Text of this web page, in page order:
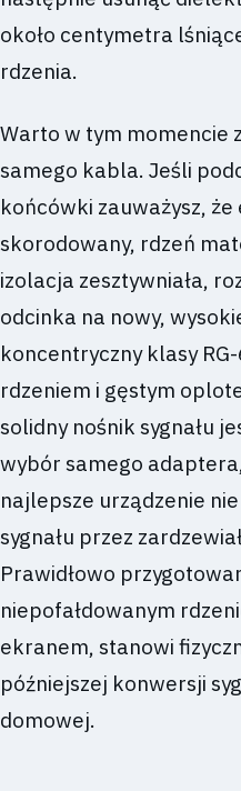
około centymetra
rdzenia.
Warto w tym momencie
samego kabla. Jeśli
końcówki zauważysz,
skorodowany, rdzeń
izolacja zesztywniała,
odcinka na nowy,
koncentryczny klasy
rdzeniem i gęstym
solidny nośnik sygnału
wybór samego
najlepsze urządzenie
sygnału przez
Prawidłowo
niepofałdowanym
ekranem, stanowi
późniejszej konwersji
domowej.